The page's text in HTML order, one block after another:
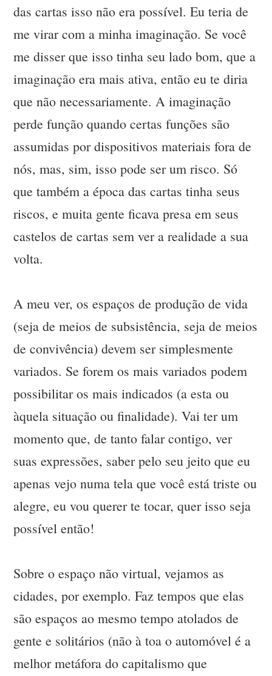
das cartas isso não era possível. Eu teria de
me virar com a minha imaginação. Se você
me disser que isso tinha seu lado bom, que a
imaginação era mais ativa, então eu te diria
que não necessariamente. A imaginação
perde função quando certas funções são
assumidas por dispositivos materiais fora de
nós, mas, sim, isso pode ser um risco. Só
que também a época das cartas tinha seus
riscos, e muita gente ficava presa em seus
castelos de cartas sem ver a realidade a sua
volta.
A meu ver, os espaços de produção de vida
(seja de meios de subsistência, seja de meios
de convivência) devem ser simplesmente
variados. Se forem os mais variados podem
possibilitar os mais indicados (a esta ou
àquela situação ou finalidade). Vai ter um
momento que, de tanto falar contigo, ver
suas expressões, saber pelo seu jeito que eu
apenas vejo numa tela que você está triste ou
alegre, eu vou querer te tocar, quer isso seja
possível então!
Sobre o espaço não virtual, vejamos as
cidades, por exemplo. Faz tempos que elas
são espaços ao mesmo tempo atolados de
gente e solitários (não à toa o automóvel é a
melhor metáfora do capitalismo que